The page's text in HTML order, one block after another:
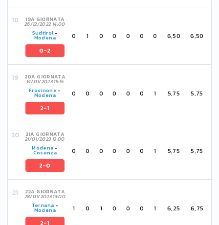
19A GIORNATA
26/12/2022 14:00
Sudtirol -
Modena
0-2
0 1 0 0 0 0 0 6,50 6,50
20A GIORNATA
14/01/2023 15:15
Frosinone -
Modena
2-1
0 0 0 0 0 0 1 5,75 5,75
21A GIORNATA
21/01/2023 13:00
Modena -
Cosenza
2-0
0 0 0 0 0 0 1 5,75 5,75
22A GIORNATA
28/01/2023 13:00
Ternana -
Modena
2-1
1 0 1 0 0 0 1 6,25 6,75